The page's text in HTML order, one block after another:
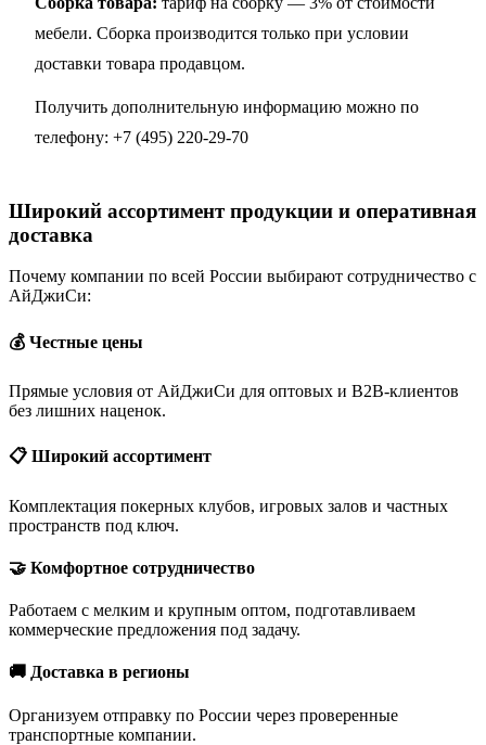
мебели. Сборка производится только при условии
доставки товара продавцом.
Получить дополнительную информацию можно по
телефону: +7 (495) 220-29-70
Широкий ассортимент продукции и оперативная
доставка
Почему компании по всей России выбирают сотрудничество с
АйДжиСи:
💰 Честные цены
Прямые условия от АйДжиСи для оптовых и B2B-клиентов
без лишних наценок.
📋 Широкий ассортимент
Комплектация покерных клубов, игровых залов и частных
пространств под ключ.
🤝 Комфортное сотрудничество
Работаем с мелким и крупным оптом, подготавливаем
коммерческие предложения под задачу.
🚚 Доставка в регионы
Организуем отправку по России через проверенные
транспортные компании.